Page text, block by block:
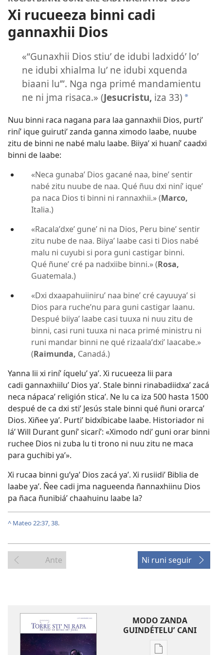
Xi rucueeza binni cadi
gannaxhii Dios
«“Gunaxhii Dios stiuʼ de idubi ladxidóʼ loʼ
ne idubi xhialma luʼ ne idubi xquenda
biaani luʼ”. Nga nga primé mandamientu
ne ni jma risaca.» (Jesucristu, iza 33) *
Nuu binni raca nagana para laa gannaxhii Dios, purtiʼ
riníʼ ique guirutiʼ zanda ganna ximodo laabe, nuube
zitu de binni ne nabé malu laabe. Biiyaʼ xi huaníʼ caadxi
binni de laabe:
«Neca gunabaʼ Dios gacané naa, bineʼ sentir
nabé zitu nuube de naa. Qué ñuu dxi niníʼ iqueʼ
pa naca Dios ti binni ni rannaxhii.» (Marco,
Italia.)
«Racalaʼdxeʼ guneʼ ni na Dios, Peru bineʼ sentir
zitu nube de naa. Biiyaʼ laabe casi ti Dios nabé
malu ni cuyubi si pora guni castigar binni.
Qué ñuneʼ cré pa nadxiibe binni.» (Rosa,
Guatemala.)
«Dxi dxaapahuiiniruʼ naa bineʼ cré cayuuyaʼ si
Dios para rucheʼnu para guni castigar laanu.
Despué biiyaʼ laabe casi tuuxa ni nuu zitu de
binni, casi runi tuuxa ni naca primé ministru ni
runi mandar binni ne qué rizaalaʼdxiʼ laacabe.»
(Raimunda, Canadá.)
Yanna lii xi riníʼ íqueluʼ yaʼ. Xi rucueeza lii para
cadi gannaxhiiluʼ Dios yaʼ. Stale binni rinabadiidxaʼ zacá
neca nápacaʼ religión sticaʼ. Ne lu ca iza 500 hasta 1500
despué de ca dxi stiʼ Jesús stale binni qué ñuni orarcaʼ
Dios. Xiñee yaʼ. Purtiʼ bidxíbicabe laabe. Historiador ni
láʼ Will Durant guníʼ sicaríʼ: «Ximodo ndiʼ guni orar binni
ruchee Dios ni zuba lu ti trono ni nuu zitu ne maca
para guchibi yaʼ».
Xi rucaa binni guʼyaʼ Dios zacá yaʼ. Xi rusiidiʼ Biblia de
laabe yaʼ. Ñee cadi jma nagueenda ñannaxhiinu Dios
pa ñaca ñunibiáʼ chaahuinu laabe la?
^ Mateo 22:37, 38.
Ante Ni runi seguir
MODO ZANDA
GUINDÉTELUʼ CANI